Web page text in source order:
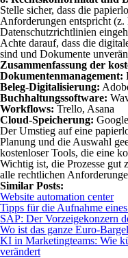
Stelle sicher, dass die
Anforderungen entspricht
Datenschutzrichtlinien
Achte darauf, dass die
sind und Dokumente
Zusammenfassung der
Dokumentenmanagement:
Beleg-Digitalisierung:
Buchhaltungssoftware:
Workflows: Trello, Asana
Cloud-Speicherung:
Der Umstieg auf eine
Planung und die Auswahl
kostenloser Tools, die eine
Wichtig ist, die Prozesse gut
alle rechtlichen
Similar Posts:
Website automation center
Tipps für die Aufnahme
SAP: Der Vorzeigekonzern
Wo ist das ganze Euro-
KI in Marketingteams: Wie
verändert